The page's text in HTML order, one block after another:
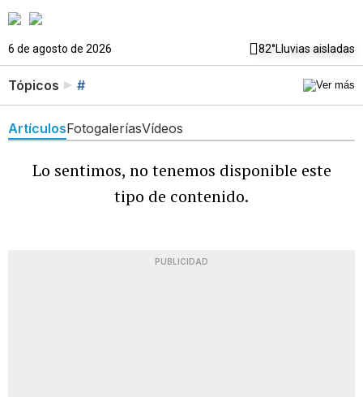
6 de agosto de 2026 82°Lluvias aisladas
Tópicos #
ArtículosFotogaleríasVídeos
Lo sentimos, no tenemos disponible este
tipo de contenido.
PUBLICIDAD